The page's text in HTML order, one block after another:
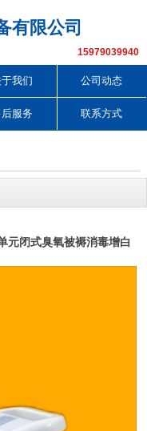
有限公司
15979039940
于我们 公司动态
服务 联系方式
元闭式臭氧被褥消毒增白